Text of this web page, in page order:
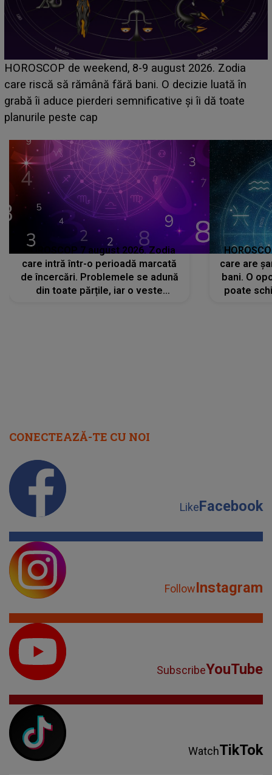
Emanuel a ținut ACEST DETALIU ASCUNS până
acum! În fața Alexandrei, concurentul din Casa Iubirii
face o MĂRTURISIRE NEAȘTEPTATĂ despre mama
sa: "I-am spus și ei în față, eu nu te iubesc pentru
HOROSCOP 7 august 2026. Zodia
care intră într-o perioadă marcată
de încercări. Problemele se adună
din toate părțile, iar o veste
care are
bani. O
poate
CONECTEAZĂ-TE CU NOI
LikeFacebook
FollowInstagram
SubscribeYouTube
WatchTikTok